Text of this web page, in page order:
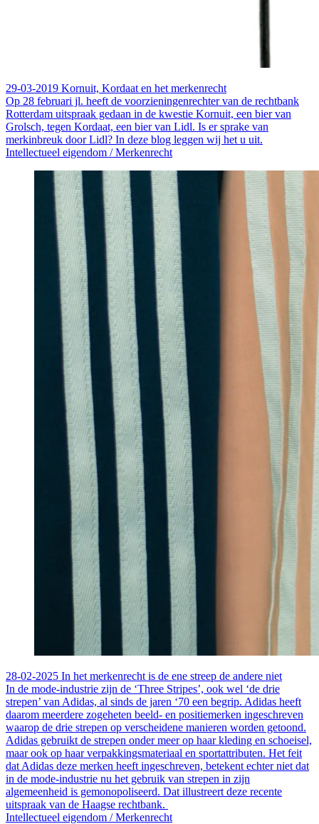
29-03-2019 Kornuit, Kordaat en het merkenrecht
Op 28 februari jl. heeft de voorzieningenrechter van de rechtbank
Rotterdam uitspraak gedaan in de kwestie Kornuit, een bier van
Grolsch, tegen Kordaat, een bier van Lidl. Is er sprake van
merkinbreuk door Lidl? In deze blog leggen wij het u uit.
Intellectueel eigendom /Merkenrecht
28-02-2025 In het merkenrecht is de ene streep de andere niet
In de mode-industrie zijn de ‘Three Stripes’, ook wel ‘de drie
strepen’ van Adidas, al sinds de jaren ‘70 een begrip. Adidas heeft
daarom meerdere zogeheten beeld- en positiemerken ingeschreven
waarop de drie strepen op verscheidene manieren worden getoond.
Adidas gebruikt de strepen onder meer op haar kleding en schoeisel,
maar ook op haar verpakkingsmateriaal en sportattributen. Het feit
dat Adidas deze merken heeft ingeschreven, betekent echter niet dat
in de mode-industrie nu het gebruik van strepen in zijn
algemeenheid is gemonopoliseerd. Dat illustreert deze recente
uitspraak van de Haagse rechtbank.
Intellectueel eigendom /Merkenrecht